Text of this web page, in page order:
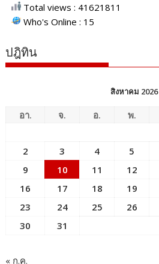
Total views : 41621811
Who's Online : 15
ปฎิทิน
สิงหาคม 2026
อา. จ. อ. พ.
2
3 4 5
9
10 11 12
16
17 18 19
23
24 25 26
30
31
« ก.ค.